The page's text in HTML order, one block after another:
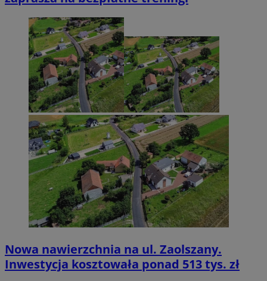
Nowa nawierzchnia na ul. Zaolszany.
Inwestycja kosztowała ponad 513 tys. zł